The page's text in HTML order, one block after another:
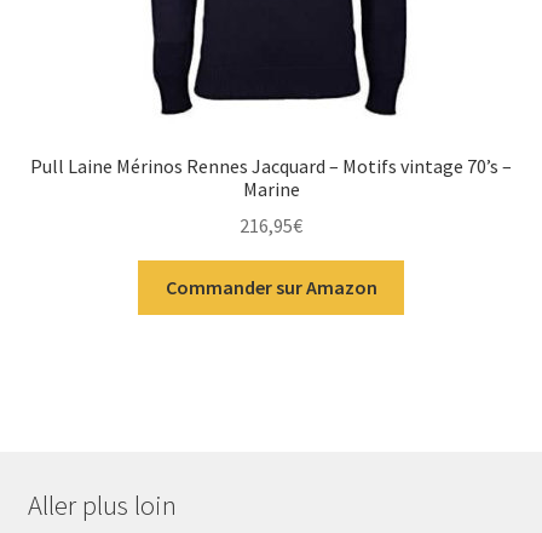
Pull Laine Mérinos Rennes Jacquard – Motifs vintage 70’s –
Marine
216,95€
Commander sur Amazon
Aller plus loin